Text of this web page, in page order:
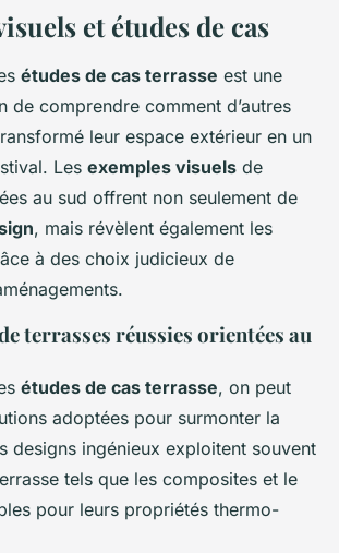
et études de cas
études de cas terrasse est une
de comprendre comment d’autres
leur espace extérieur en un
Les exemples visuels de
au sud offrent non seulement de
, mais révèlent également les
à des choix judicieux de
terrasses réussies orientées au
études de cas terrasse, on peut
adoptées pour surmonter la
designs ingénieux exploitent souvent
tels que les composites et le
pour leurs propriétés thermo-